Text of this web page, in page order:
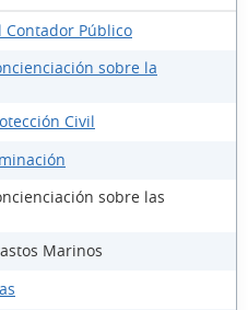
Público
sobre la
Civil
sobre las
Marinos